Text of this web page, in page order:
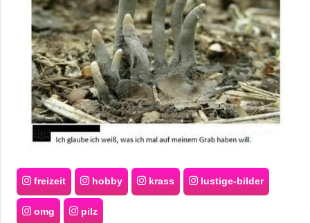
freizeit hobby krass lustige-bilder
omg pilz